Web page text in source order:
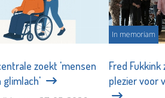
zoekt 'mensen
glimlach'
In memoriam
Fred
plezier voor